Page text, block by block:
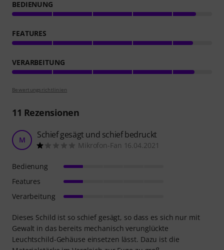
BEDIENUNG
FEATURES
VERARBEITUNG
Bewertungsrichtlinien
11 Rezensionen
M Schief gesägt und schief bedruckt
Mikrofon-Fan 16.04.2021
Dieses Schild ist so schief gesägt, so dass es sich nur mit
Gewalt in das bereits mechanisch verunglückte
Leuchtschild-Gehäuse einsetzen lässt. Dazu ist die
Bedienung
Features
Verarbeitung